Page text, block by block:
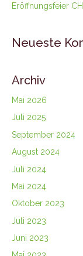
Eröffnungsfeier
Neueste
Archiv
Mai 2026
Juli 2025
September 2024
August 2024
Juli 2024
Mai 2024
Oktober 2023
Juli 2023
Juni 2023